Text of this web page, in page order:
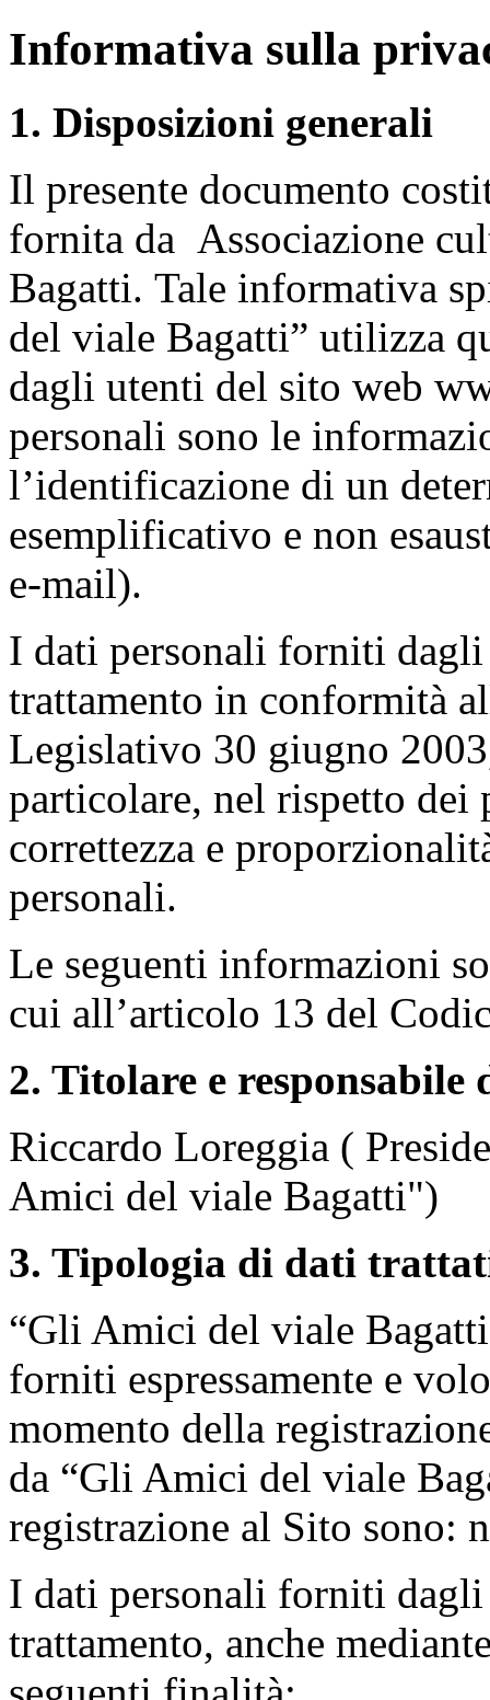
Informativa sulla
1. Disposizioni generali
Il presente documento
fornita da Associazione
Bagatti. Tale informativa
del viale Bagatti” utilizza
dagli utenti del sito web
personali sono le
l’identificazione di un
esemplificativo e non
e-mail).
I dati personali forniti
trattamento in conformità
Legislativo 30 giugno
particolare, nel rispetto dei
correttezza e
personali.
Le seguenti informazioni
cui all’articolo 13 del
2. Titolare e responsabile
Riccardo Loreggia (
Amici del viale Bagatti")
3. Tipologia di dati
“Gli Amici del viale
forniti espressamente e
momento della
da “Gli Amici del viale
registrazione al Sito sono:
I dati personali forniti
trattamento, anche